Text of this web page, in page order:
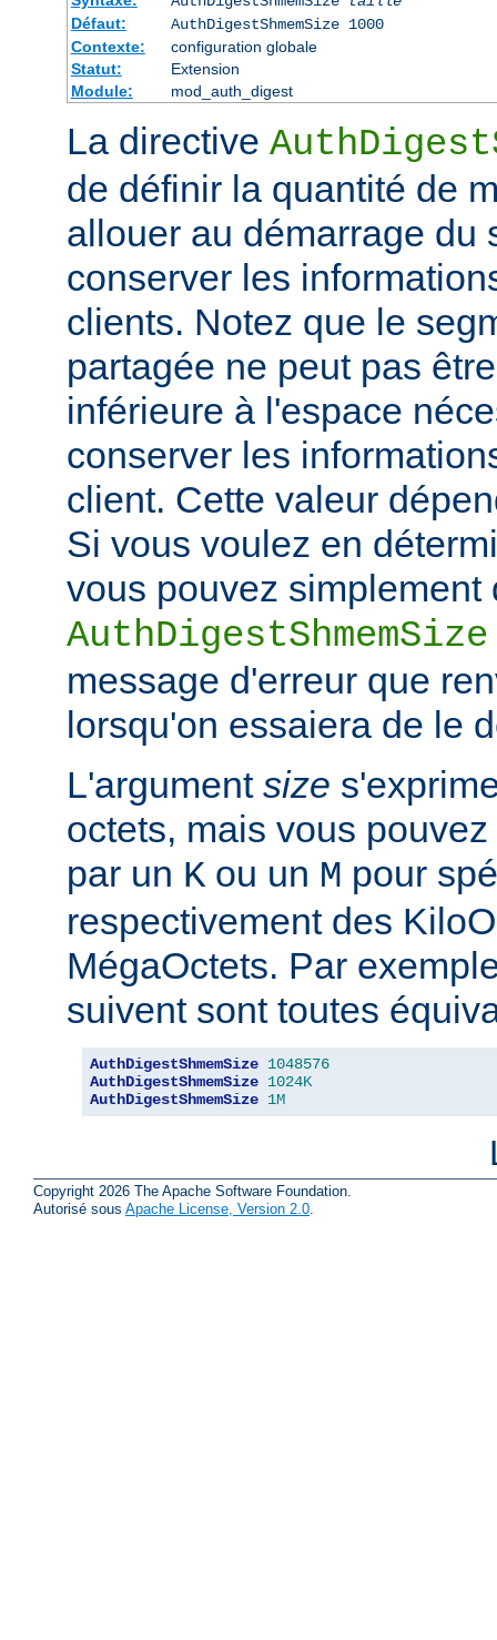
Défaut:
AuthDigestShmemSize 1000
Contexte:
configuration globale
Statut:
Extension
Module:
mod_auth_digest
La directive
de définir la quantité de
allouer au démarrage du
conserver les
clients. Notez que le
partagée ne peut pas
inférieure à l'espace
conserver les
client. Cette valeur
Si vous voulez en
vous pouvez simplement
AuthDigestShmemSize
message d'erreur que
lorsqu'on essaiera de le
L'argument size
octets, mais vous
par un K ou un M pour
respectivement des
MégaOctets. Par
suivent sont toutes
AuthDigestShmemSize 1048576
AuthDigestShmemSize 1024K
AuthDigestShmemSize 1M
Copyright 2026 The Apache Software Foundation.
Autorisé sous Apache License, Version 2.0